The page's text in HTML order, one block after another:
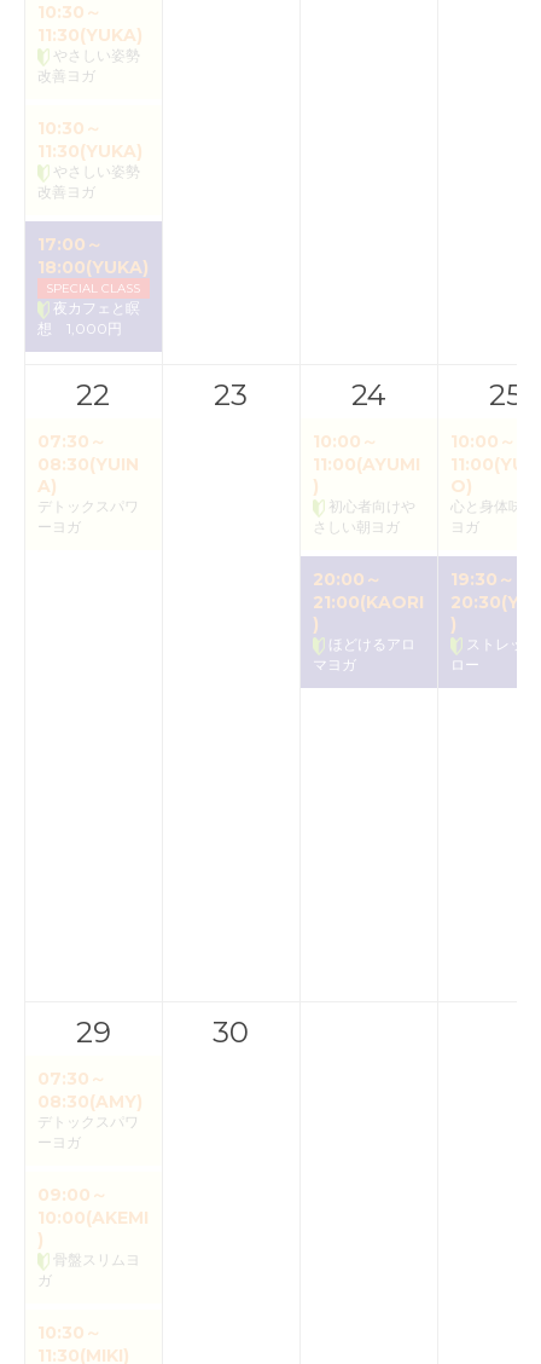
10:30～
11:30(YUKA)
やさしい姿勢
改善ヨガ
10:30～
11:30(YUKA)
やさしい姿勢
改善ヨガ
17:00～
18:00(YUKA)
SPECIAL CLASS
夜カフェと瞑
想 1,000円
22
07:30～
08:30(YUIN
A)
デトックスパワ
ーヨガ
23 24
10:00～
11:00(AYUMI
)
初心者向けや
さしい朝ヨガ
20:00～
21:00(KAORI
)
ほどけるアロ
マヨガ
25
10:00～
O)
心と身体味わ
ヨガ
19:30～
)
ストレッ
ロー
29
07:30～
08:30(AMY)
デトックスパワ
ーヨガ
09:00～
10:00(AKEMI
)
骨盤スリムヨ
ガ
10:30～
11:30(MIKI)
30